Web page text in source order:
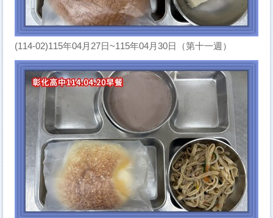
(114-02)115年04月27日~115年04月30日（第十一週）